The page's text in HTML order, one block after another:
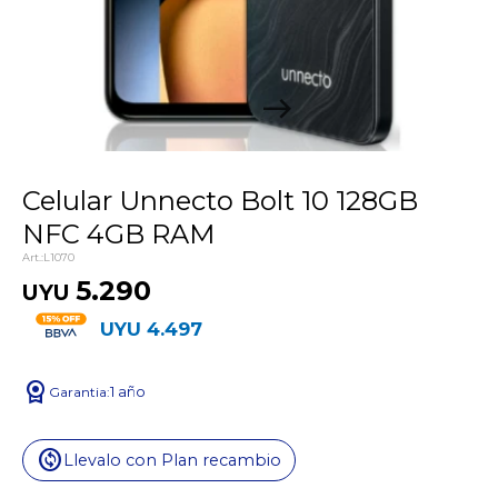
Celular Unnecto Bolt 10 128GB
NFC 4GB RAM
L1070
UYU 5.290
UYU 4.497
license 1 año
change_circleLlevalo con Plan recambio